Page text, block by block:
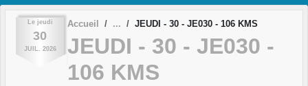
Le jeudi
30
JUIL. 2026
Accueil JEUDI - 30 - JE030 - 106 KMS
JEUDI - 30 - JE030 -
106 KMS